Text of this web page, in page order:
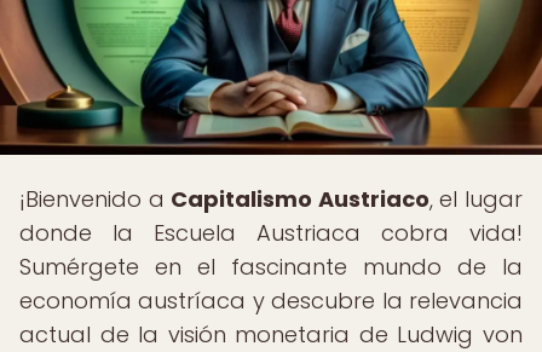
¡Bienvenido a Capitalismo Austriaco, el lugar
donde la Escuela Austriaca cobra vida!
Sumérgete en el fascinante mundo de la
economía austríaca y descubre la relevancia
actual de la visión monetaria de Ludwig von